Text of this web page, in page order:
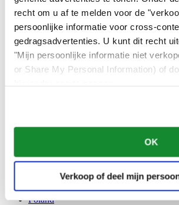
recht om u af te melden voor de
persoonlijke informatie voor cross-
gedragsadvertenties. U kunt dit recht
"Mijn persoonlijke informatie niet
or Share My Personal Information) of
OK
Verkoop of deel mijn
Austria
Belgium
Dutch
Français
China
English
简体中文
English
Netherlands
Norway
Poland